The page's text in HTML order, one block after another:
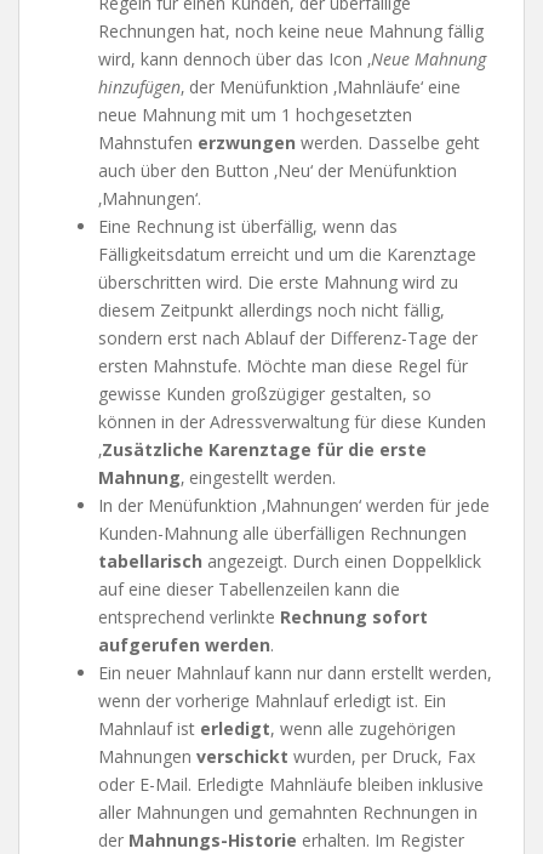
Rechnungen hat, noch keine neue Mahnung fällig
wird, kann dennoch über das Icon ‚Neue Mahnung
hinzufügen‚ der Menüfunktion ‚Mahnläufe‘ eine
neue Mahnung mit um 1 hochgesetzten
Mahnstufen erzwungen werden. Dasselbe geht
auch über den Button ‚Neu‘ der Menüfunktion
‚Mahnungen‘.
Eine Rechnung ist überfällig, wenn das
Fälligkeitsdatum erreicht und um die Karenztage
überschritten wird. Die erste Mahnung wird zu
diesem Zeitpunkt allerdings noch nicht fällig,
sondern erst nach Ablauf der Differenz-Tage der
ersten Mahnstufe. Möchte man diese Regel für
gewisse Kunden großzügiger gestalten, so
können in der Adressverwaltung für diese Kunden
‚Zusätzliche Karenztage für die erste
Mahnung‚ eingestellt werden.
In der Menüfunktion ‚Mahnungen‘ werden für jede
Kunden-Mahnung alle überfälligen Rechnungen
tabellarisch angezeigt. Durch einen Doppelklick
auf eine dieser Tabellenzeilen kann die
entsprechend verlinkte Rechnung sofort
aufgerufen werden.
Ein neuer Mahnlauf kann nur dann erstellt werden,
wenn der vorherige Mahnlauf erledigt ist. Ein
Mahnlauf ist erledigt, wenn alle zugehörigen
Mahnungen verschickt wurden, per Druck, Fax
oder E-Mail. Erledigte Mahnläufe bleiben inklusive
aller Mahnungen und gemahnten Rechnungen in
der Mahnungs-Historie erhalten. Im Register